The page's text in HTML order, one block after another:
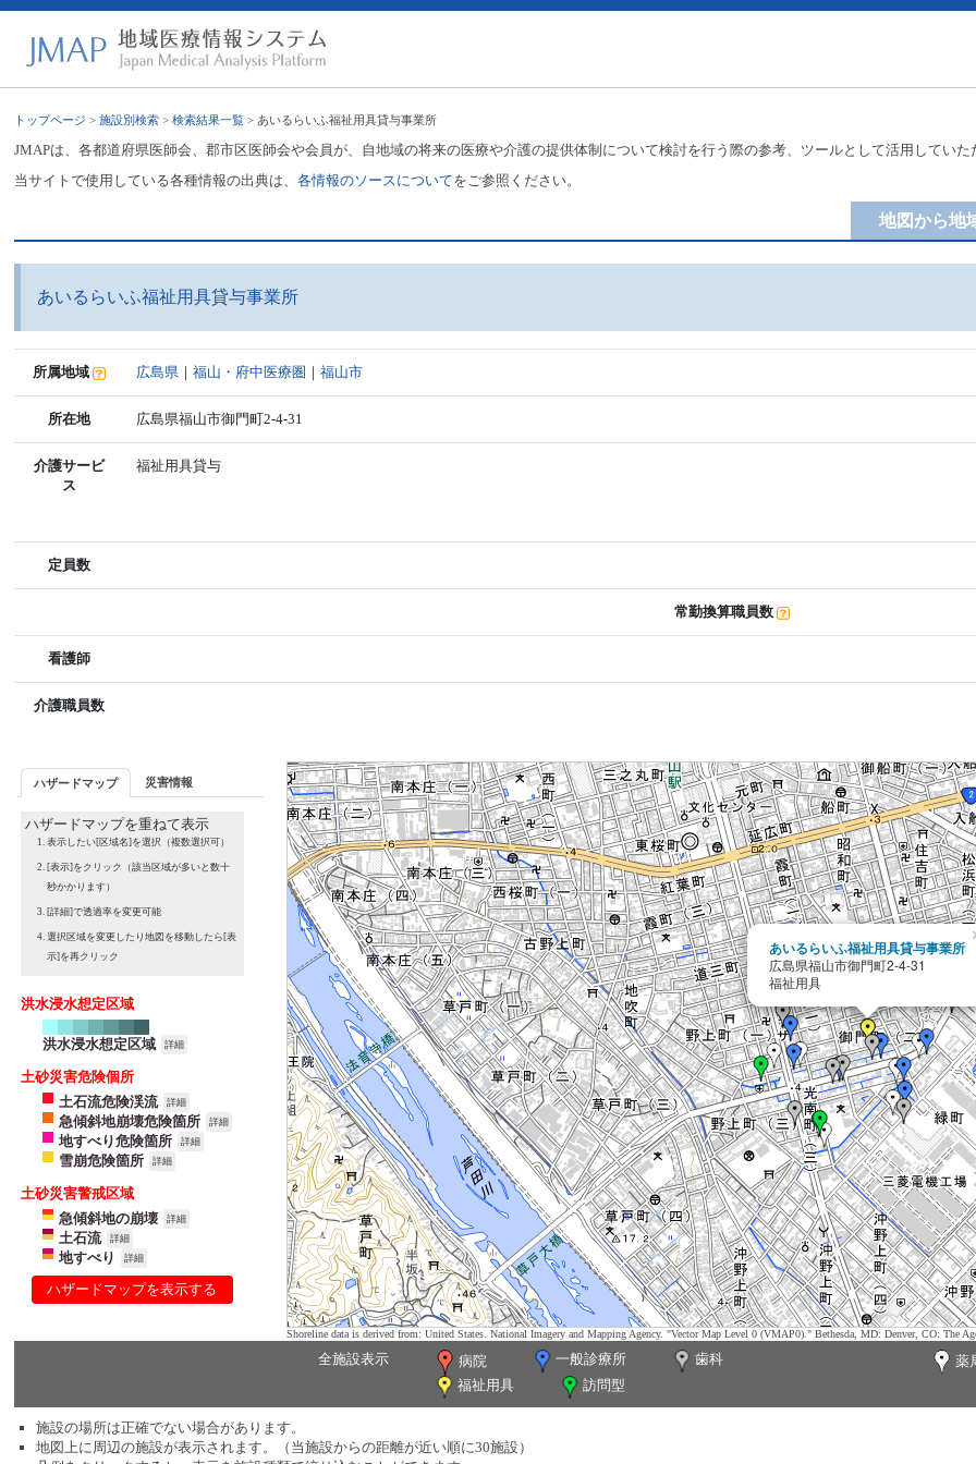
トップページ >施設別検索 >検索結果一覧 > あいるらいふ福祉用具貸与事業所
JMAPは、各都道府県医師会、郡市区医師会や会員が、自地域の将来の医療や介護の提供体制について検討を行う際の参考、ツールとして活用してい
当サイトで使用している各種情報の出典は、各情報のソースについてをご参照ください。
地図から地
あいるらいふ福祉用具貸与事業所
所属地域 広島県 ｜福山・府中医療圏 ｜福山市
所在地 広島県福山市御門町2-4-31
介護サービ
ス
福祉用具貸与
定員数
常勤換算職員数
看護師
介護職員数
ハザードマップ 災害情報
ハザードマップを重ねて表示
表示したい[区域名]を選択（複数選択可）
[表示]をクリック（該当区域が多いと数十
秒かかります）
[詳細]で透過率を変更可能
選択区域を変更したり地図を移動したら[表
示]を再クリック
洪水浸水想定区域
洪水浸水想定区域 詳細
土砂災害危険個所
土石流危険渓流
詳細
急傾斜地崩壊危険箇所 詳細
地すべり危険箇所 詳細
雪崩危険箇所 詳細
土砂災害警戒区域
急傾斜地の崩壊
詳細
土石流 詳細
地すべり 詳細
ハザードマップを表示する
あいるらいふ福祉用具貸与事業所
広島県福山市御門町2-4-31
福祉用具
Shoreline data is derived from: United States. National Imagery and Mapping Agency. "Vector Map Level 0 (VMAP0)." Bethesda, MD: Denver, CO: The
全施設表示 病院 一般診療所 歯科
薬
福祉用具
訪問型
施設の場所は正確でない場合があります。
地図上に周辺の施設が表示されます。（当施設からの距離が近い順に30施設）